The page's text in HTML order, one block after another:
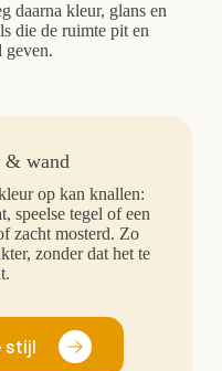
daarna kleur, glans en
die de ruimte pit en
geven.
& wand
op kan knallen:
speelse tegel of een
zacht mosterd. Zo
zonder dat het te
stijl